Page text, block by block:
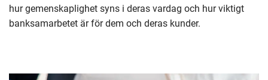
hur gemenskaplighet syns i deras vardag och hur viktigt
banksamarbetet är för dem och deras kunder.